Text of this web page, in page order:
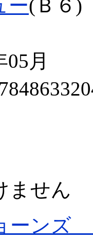
ー(Ｂ６)
月
ません
ーンズ